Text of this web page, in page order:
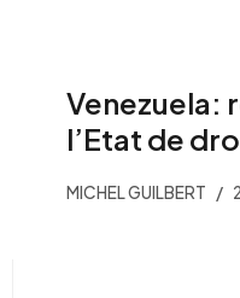
Venezuela:
l’Etat de
MICHEL GUILBERT